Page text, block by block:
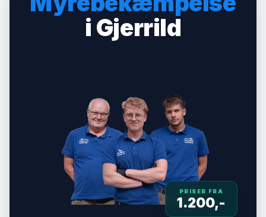
i Gjerrild
PRISER FRA
1.200,-